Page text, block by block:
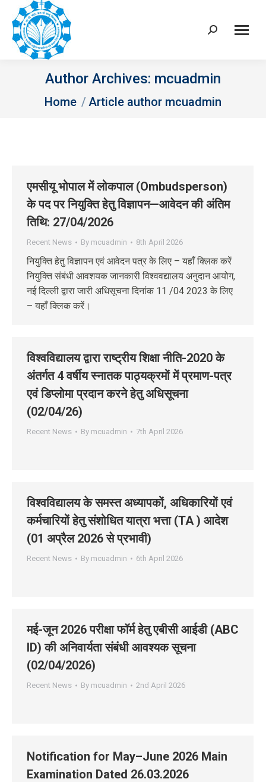
Search:
Author Archives: mcuadmin
You are here:
Home Article author mcuadmin
एमसीयू भोपाल में लोकपाल (Ombudsperson)
के पद पर नियुक्ति हेतु विज्ञापन—आवेदन की अंतिम
तिथि: 27/04/2026
Recent News By mcuadmin 8th April 2026
नियुक्ति हेतु विज्ञापन एवं आवेदन पत्र के लिए – यहाँ क्लिक करें
नियुक्ति संबंधी आवशयक जानकारी विश्ववद्यालय अनुदान आयोग,
नई दिल्ली द्वारा जारी अधिसूचना दिनांक 11 /04 2023 के लिए
– यहाँ क्लिक करें।
विश्वविद्यालय द्वारा राष्ट्रीय शिक्षा नीति-2020 के
अंतर्गत 4 वर्षीय स्नातक पाठ्यक्रमों में प्रमाण-पत्र
एवं डिप्लोमा प्रदान करने हेतु अधिसूचना
(02/04/26)
Recent News By mcuadmin 7th April 2026
विश्वविद्यालय के समस्त अध्यापकों, अधिकारियों एवं
कर्मचारियों हेतु संशोधित यात्रा भत्ता (TA ) आदेश
(01 अप्रैल 2026 से प्रभावी)
Recent News By mcuadmin 6th April 2026
मई-जून 2026 परीक्षा फॉर्म हेतु एबीसी आईडी (ABC
ID) की अनिवार्यता संबंधी आवश्यक सूचना
(02/04/2026)
Recent News By mcuadmin 2nd April 2026
Notification for May–June 2026 Main
Examination Dated 26.03.2026